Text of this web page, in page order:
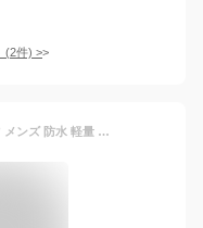
(2件) >
[ベアパウ] MAPLE ウインターブーツ メンズ 防水 軽量 スノー シューズ ウインター ブーツ レイン アウトドア トレーニング 雪 冬 靴 ネイビー 26 cm